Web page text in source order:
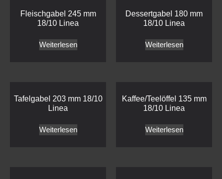
Fleischgabel 245 mm
18/10 Linea
Weiterlesen
Dessertgabel 180 mm
18/10 Linea
Weiterlesen
Tafelgabel 203 mm 18/10
Linea
Weiterlesen
Kaffee/Teelöffel 135 mm
18/10 Linea
Weiterlesen